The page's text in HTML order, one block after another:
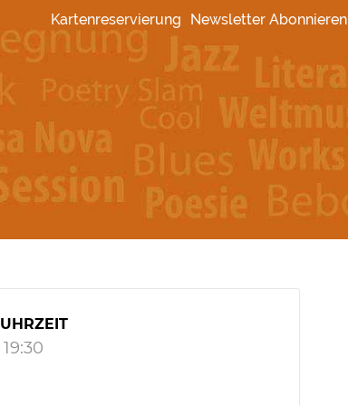
Kartenreservierung Newsletter Abonnieren
UHRZEIT
19:30